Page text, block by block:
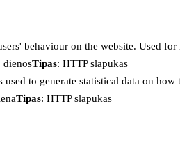
behaviour on the website. Used
dienosTipas: HTTP slapukas
to generate statistical data on how
Tipas: HTTP slapukas